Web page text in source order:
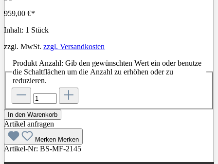
959,00 €*
Inhalt: 1 Stück
zzgl. MwSt. zzgl. Versandkosten
Produkt Anzahl: Gib den gewünschten Wert ein oder benutze
die Schaltflächen um die Anzahl zu erhöhen oder zu
reduzieren.
In den Warenkorb
Artikel anfragen
Merken Merken
Artikel-Nr: BS-MF-2145